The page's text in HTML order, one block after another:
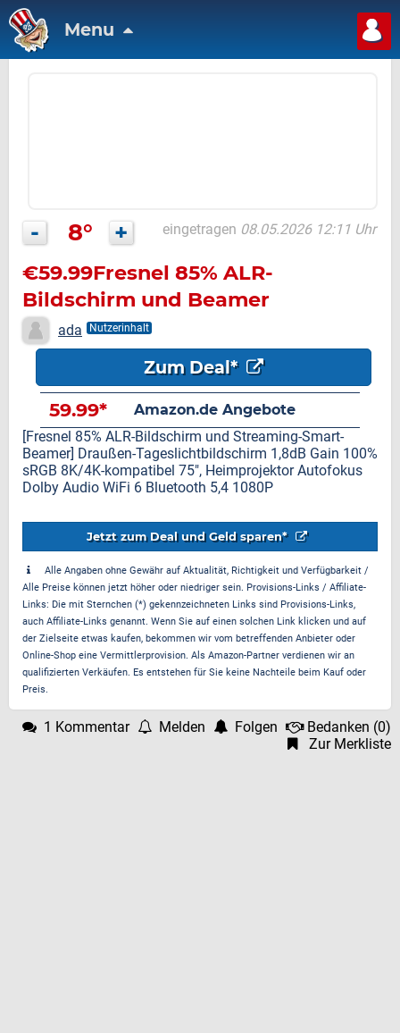
Menu
- 8° + eingetragen 08.05.2026 12:11 Uhr
€59.99Fresnel 85% ALR-
Bildschirm und Beamer
ada Nutzerinhalt
Zum Deal*
59.99*
Amazon.de Angebote
[Fresnel 85% ALR-Bildschirm und Streaming-Smart-
Beamer] Draußen-Tageslichtbildschirm 1,8dB Gain 100%
sRGB 8K/4K-kompatibel 75", Heimprojektor Autofokus
Dolby Audio WiFi 6 Bluetooth 5,4 1080P
Jetzt zum Deal und Geld sparen*
Alle Angaben ohne Gewähr auf Aktualität, Richtigkeit und Verfügbarkeit /
Alle Preise können jetzt höher oder niedriger sein. Provisions-Links / Affiliate-
Links: Die mit Sternchen (*) gekennzeichneten Links sind Provisions-Links,
auch Affiliate-Links genannt. Wenn Sie auf einen solchen Link klicken und auf
der Zielseite etwas kaufen, bekommen wir vom betreffenden Anbieter oder
Online-Shop eine Vermittlerprovision. Als Amazon-Partner verdienen wir an
qualifizierten Verkäufen. Es entstehen für Sie keine Nachteile beim Kauf oder
Preis.
1 Kommentar Melden Folgen Bedanken (0)
Zur Merkliste